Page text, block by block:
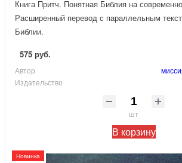
Книга Притч. Понятная Библия на
Расширенный перевод с параллельным
Библии.
575 руб.
Автор
Издательство
шт
В корзину
Новинка